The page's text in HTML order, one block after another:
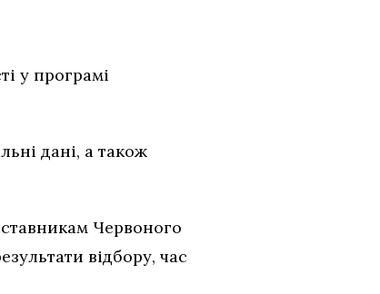
у програмі
дані, а також
Червоного
відбору, час